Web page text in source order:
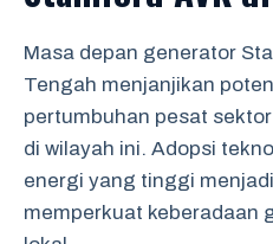
Masa depan generator
Tengah menjanjikan
pertumbuhan pesat
di wilayah ini. Adopsi
energi yang tinggi
memperkuat keberadaan